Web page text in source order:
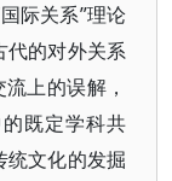
际关系”理论
代的对外关系
上的误解，
既定学科共
文化的发掘